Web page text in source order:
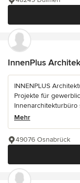
InnenPlus
INNENPLUS
Projekte für
Innenarchitekturbüro
Mehr
49076 Osnabrück